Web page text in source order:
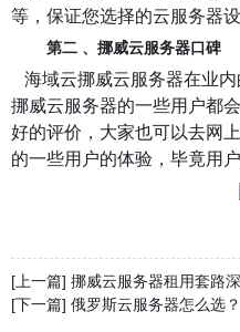
等，保证您选择的云服务器
第二 、 挪威云服务器口碑
海域云挪威云服务器在业
挪威云服务器的一些用户都
好的评价，大家也可以去网
的一些用户的体验，毕竟用
[上一篇] 挪威云服务器租用套路
[下一篇] 俄罗斯云服务器怎么选？